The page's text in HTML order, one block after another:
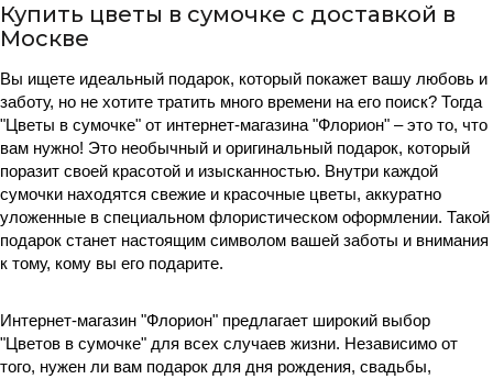
Купить цветы в сумочке с доставкой в
Москве
Вы ищете идеальный подарок, который покажет вашу любовь и
заботу, но не хотите тратить много времени на его поиск? Тогда
"Цветы в сумочке" от интернет-магазина "Флорион" – это то, что
вам нужно! Это необычный и оригинальный подарок, который
поразит своей красотой и изысканностью. Внутри каждой
сумочки находятся свежие и красочные цветы, аккуратно
уложенные в специальном флористическом оформлении. Такой
подарок станет настоящим символом вашей заботы и внимания
к тому, кому вы его подарите.
Интернет-магазин "Флорион" предлагает широкий выбор
"Цветов в сумочке" для всех случаев жизни. Независимо от
того, нужен ли вам подарок для дня рождения, свадьбы,